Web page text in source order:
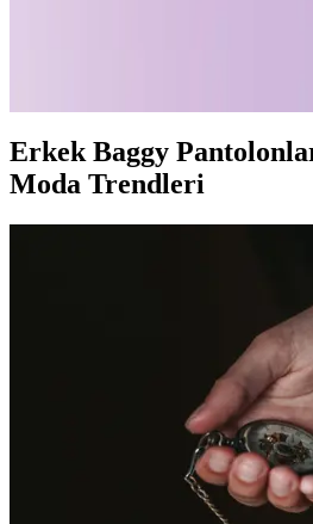
Erkek Baggy
Moda Trendleri